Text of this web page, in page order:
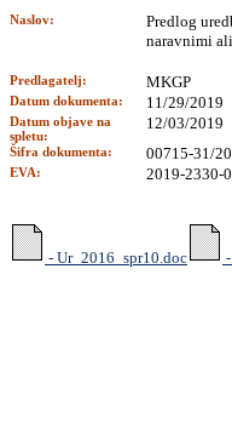
Naslov:
Predlog
naravnimi
Predlagatelj: MKGP
Datum dokumenta: 11/29/2019
Datum objave na
spletu:
12/03/2019
Šifra dokumenta: 00715-31/
EVA: 2019-2330-
- Ur_2016_spr10.doc